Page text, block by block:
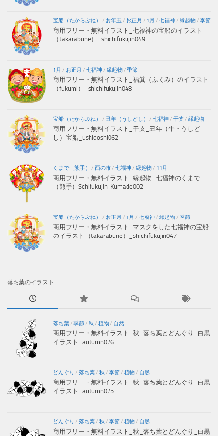
宝船（たからぶね） / お年玉 / お正月 / 1月 / 七福神/ 縁起物/ 季節
商用フリー・無料イラスト_七福神の宝船のイラスト
（takarabune）_shichifukujin049
1月 / お正月 / 七福神/ 縁起物/ 季節
商用フリー・無料イラスト_福箕（ふくみ）のイラスト
（fukumi）_shichifukujin048
宝船（たからぶね） / 丑年（うしどし） / 七福神/ 干支 / 縁起物
商用フリー・無料イラスト_干支_丑年（牛・うしど
し）宝船_ushidoshi062
くまで（熊手） / 酉の市/ 七福神/ 縁起物/ 11月
商用フリー・無料イラスト_縁起物_七福神のくまで
（熊手）Schifukujin-Kumade002
宝船（たからぶね） / お正月 / 1月 / 七福神/ 縁起物/ 季節
商用フリー・無料イラスト_マスクをした七福神の宝船
のイラスト（takarabune）_shichifukujin047
落ち葉のイラスト
落ち葉/ 季節/ 秋 / 植物/ 自然
商用フリー・無料イラスト_秋_落ち葉とどんぐり_白黒
イラスト_autumn076
どんぐり / 落ち葉/ 秋 / 季節/ 植物/ 自然
商用フリー・無料イラスト_秋_落ち葉とどんぐり_白黒
イラスト_autumn075
どんぐり / 落ち葉/ 秋 / 季節/ 植物/ 自然
商用フリー・無料イラスト_秋_落ち葉とどんぐり_白黒